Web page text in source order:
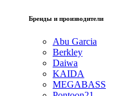
Бренды и производители
Abu Garcia
Berkley
Daiwa
KAIDA
MEGABASS